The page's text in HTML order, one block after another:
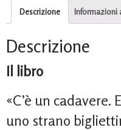
Descrizione Informazioni
Descrizione
Il libro
«C’è un
uno strano